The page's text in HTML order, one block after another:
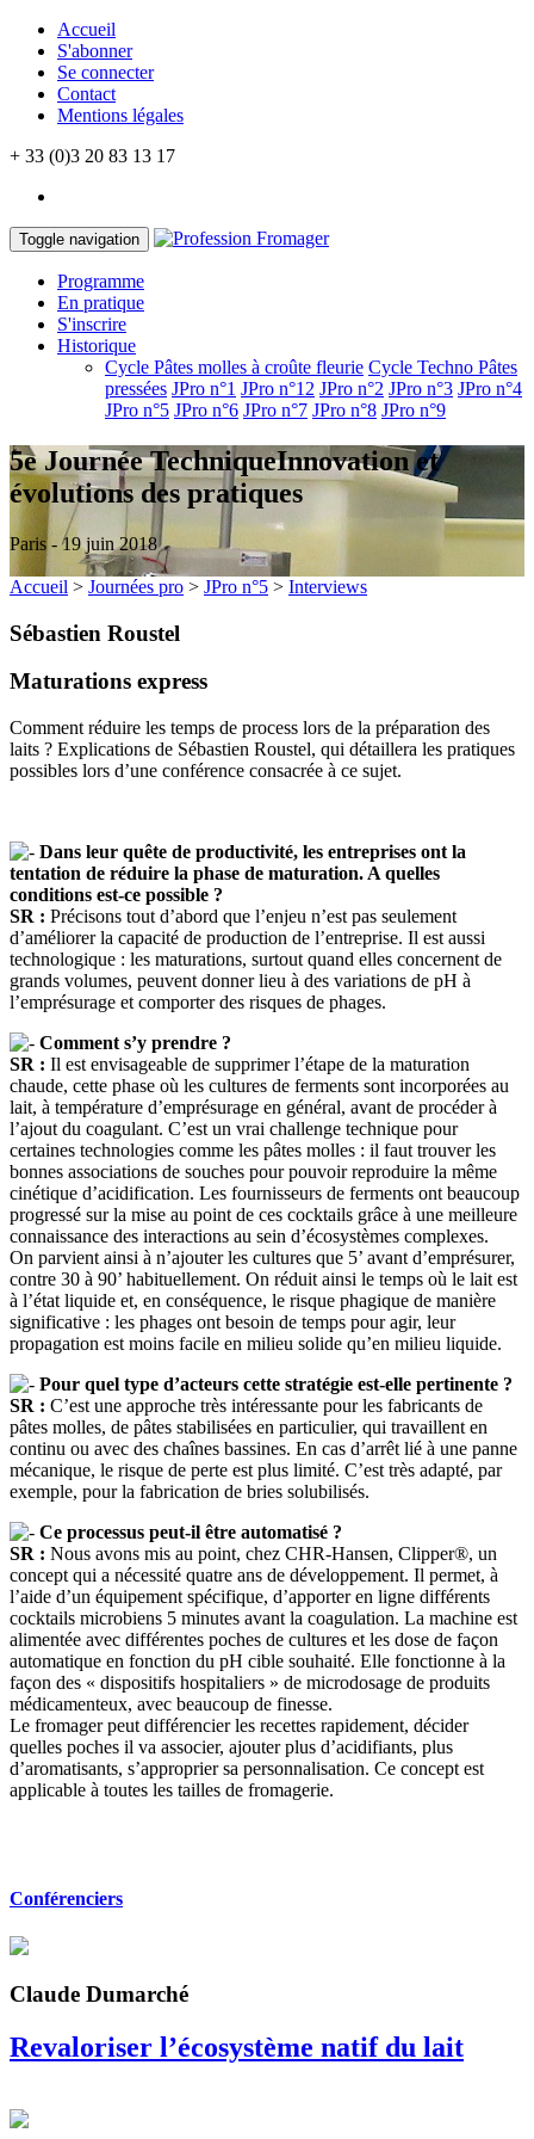
Accueil
S'abonner
Se connecter
Contact
Mentions légales
+ 33 (0)3 20 83 13 17
Toggle navigation
Programme
En pratique
S'inscrire
Historique
Cycle Pâtes molles à croûte fleurie Cycle Techno Pâtes
pressées JPro n°1 JPro n°12 JPro n°2 JPro n°3 JPro n°4
JPro n°5 JPro n°6 JPro n°7 JPro n°8 JPro n°9
5e Journée TechniqueInnovation et
évolutions des pratiques
Paris - 19 juin 2018
Accueil > Journées pro > JPro n°5 > Interviews
Sébastien Roustel
Maturations express
Comment réduire les temps de process lors de la préparation des
laits ? Explications de Sébastien Roustel, qui détaillera les pratiques
possibles lors d’une conférence consacrée à ce sujet.
Dans leur quête de productivité, les entreprises ont la
tentation de réduire la phase de maturation. A quelles
conditions est-ce possible ?
SR : Précisons tout d’abord que l’enjeu n’est pas seulement
d’améliorer la capacité de production de l’entreprise. Il est aussi
technologique : les maturations, surtout quand elles concernent de
grands volumes, peuvent donner lieu à des variations de pH à
l’emprésurage et comporter des risques de phages.
Comment s’y prendre ?
SR : Il est envisageable de supprimer l’étape de la maturation
chaude, cette phase où les cultures de ferments sont incorporées au
lait, à température d’emprésurage en général, avant de procéder à
l’ajout du coagulant. C’est un vrai challenge technique pour
certaines technologies comme les pâtes molles : il faut trouver les
bonnes associations de souches pour pouvoir reproduire la même
cinétique d’acidification. Les fournisseurs de ferments ont beaucoup
progressé sur la mise au point de ces cocktails grâce à une meilleure
connaissance des interactions au sein d’écosystèmes complexes.
On parvient ainsi à n’ajouter les cultures que 5’ avant d’emprésurer,
contre 30 à 90’ habituellement. On réduit ainsi le temps où le lait est
à l’état liquide et, en conséquence, le risque phagique de manière
significative : les phages ont besoin de temps pour agir, leur
propagation est moins facile en milieu solide qu’en milieu liquide.
Pour quel type d’acteurs cette stratégie est-elle pertinente ?
SR : C’est une approche très intéressante pour les fabricants de
pâtes molles, de pâtes stabilisées en particulier, qui travaillent en
continu ou avec des chaînes bassines. En cas d’arrêt lié à une panne
mécanique, le risque de perte est plus limité. C’est très adapté, par
exemple, pour la fabrication de bries solubilisés.
Ce processus peut-il être automatisé ?
SR : Nous avons mis au point, chez CHR-Hansen, Clipper®, un
concept qui a nécessité quatre ans de développement. Il permet, à
l’aide d’un équipement spécifique, d’apporter en ligne différents
cocktails microbiens 5 minutes avant la coagulation. La machine est
alimentée avec différentes poches de cultures et les dose de façon
automatique en fonction du pH cible souhaité. Elle fonctionne à la
façon des « dispositifs hospitaliers » de microdosage de produits
médicamenteux, avec beaucoup de finesse.
Le fromager peut différencier les recettes rapidement, décider
quelles poches il va associer, ajouter plus d’acidifiants, plus
d’aromatisants, s’approprier sa personnalisation. Ce concept est
applicable à toutes les tailles de fromagerie.
Conférenciers
Claude Dumarché
Revaloriser l’écosystème natif du lait